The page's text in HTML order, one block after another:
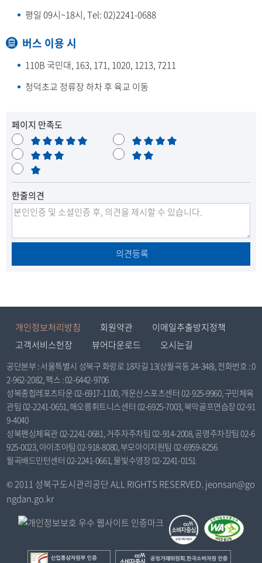
평일 09시~18시, Tel: 02)2241-0688
버스 이용 시
110B 국민대, 163, 171, 1020, 1213, 7211
청덕초교 정류장 하차 후 육교 이동
페이지 만족도
매
우
만
족
만
족
보
통
불
매
우
불
만
한줄의견
의견등록
개인정보처리방침 회원약관
이메일추출방지정책
고객서비스헌장
뷰어다운로드 오시는길
공단본부 : 서울특별시 성북구 화랑로 18자길 13(상월곡동 24-348), 전화번호 : 0
2-962-2082, 팩스 : 02-6442-9706
성북종합레포츠타운 02-6917-1100, 개운산스포츠센터 02-925-9960, 구민체육
관팀 02-2241-0651, 해오름휘트니스센터 02-6925-7003, 북악골프연습장 02-91
9-4040
성북펜싱체육관 02-2241-0681, 거주자주차팀 02-914-2008, 공영주차장팀 02-6
925-0023, 아이조아팀 02-918-8080, 부모아이지원팀 02-6959-8256
월곡배드민턴센터 02-2241-0661, 물빛수영장 02-2241-0151
© 2011 성북구도시관리공단 ALL RIGHTS RESERVED. jeonsan@go
ngdan.go.kr
산 공